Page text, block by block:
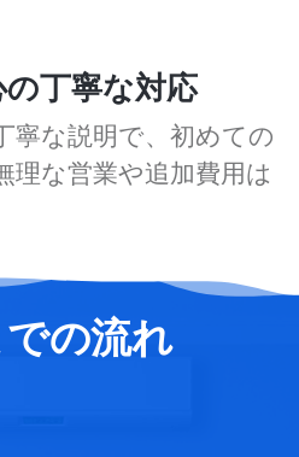
丁寧な対応
寧な説明で、初めての
理な営業や追加費用は
の流れ